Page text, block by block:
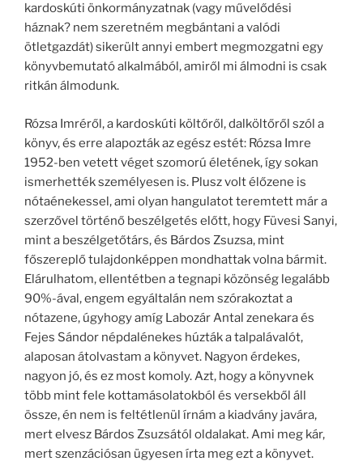
kardoskúti önkormányzatnak (vagy művelődési
háznak? nem szeretném megbántani a valódi
ötletgazdát) sikerült annyi embert megmozgatni egy
könyvbemutató alkalmából, amiről mi álmodni is csak
ritkán álmodunk.
Rózsa Imréről, a kardoskúti költőről, dalköltőről szól a
könyv, és erre alapozták az egész estét: Rózsa Imre
1952-ben vetett véget szomorú életének, így sokan
ismerhették személyesen is. Plusz volt élőzene is
nótaénekessel, ami olyan hangulatot teremtett már a
szerzővel történő beszélgetés előtt, hogy Füvesi Sanyi,
mint a beszélgetőtárs, és Bárdos Zsuzsa, mint
főszereplő tulajdonképpen mondhattak volna bármit.
Elárulhatom, ellentétben a tegnapi közönség legalább
90%-ával, engem egyáltalán nem szórakoztat a
nótazene, úgyhogy amíg Labozár Antal zenekara és
Fejes Sándor népdalénekes húzták a talpalávalót,
alaposan átolvastam a könyvet. Nagyon érdekes,
nagyon jó, és ez most komoly. Azt, hogy a könyvnek
több mint fele kottamásolatokból és versekből áll
össze, én nem is feltétlenül írnám a kiadvány javára,
mert elvesz Bárdos Zsuzsától oldalakat. Ami meg kár,
mert szenzációsan ügyesen írta meg ezt a könyvet.